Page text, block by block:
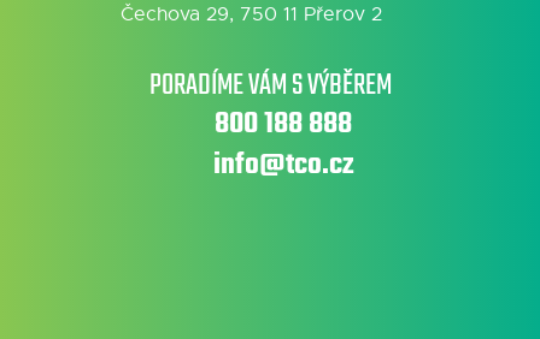
Čechova 29, 750 11 Přerov 2
PORADÍME VÁM S VÝBĚREM
800 188 888
info@tco.cz